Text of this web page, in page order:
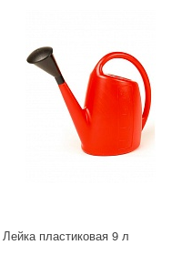
Лейка пластиковая 9 л